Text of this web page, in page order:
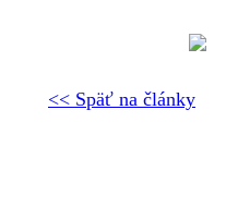
<< Späť na články